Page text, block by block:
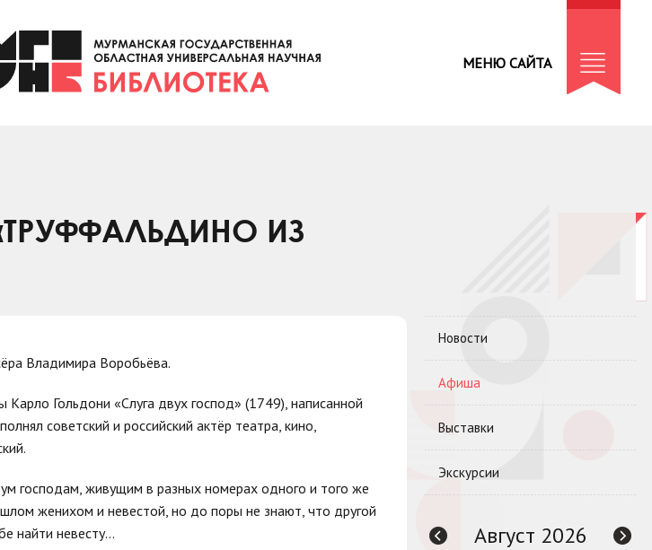
МЕНЮ САЙТА
ИЗ
Владимира Воробьёва.
Гольдони «Слуга двух господ» (1749), написанной
советский и российский актёр театра, кино,
господам, живущим в разных номерах одного и того же
женихом и невестой, но до поры не знают, что другой
найти невесту...
Новости
Афиша
Выставки
Экскурсии
Август 2026